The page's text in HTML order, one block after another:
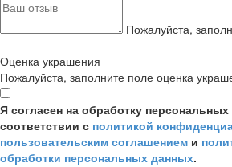
Пожалуйста,
Оценка украшения
Пожалуйста, заполните поле оценка
Я согласен на обработку
соответствии с политикой
пользовательским соглашением и
обработки персональных данных.